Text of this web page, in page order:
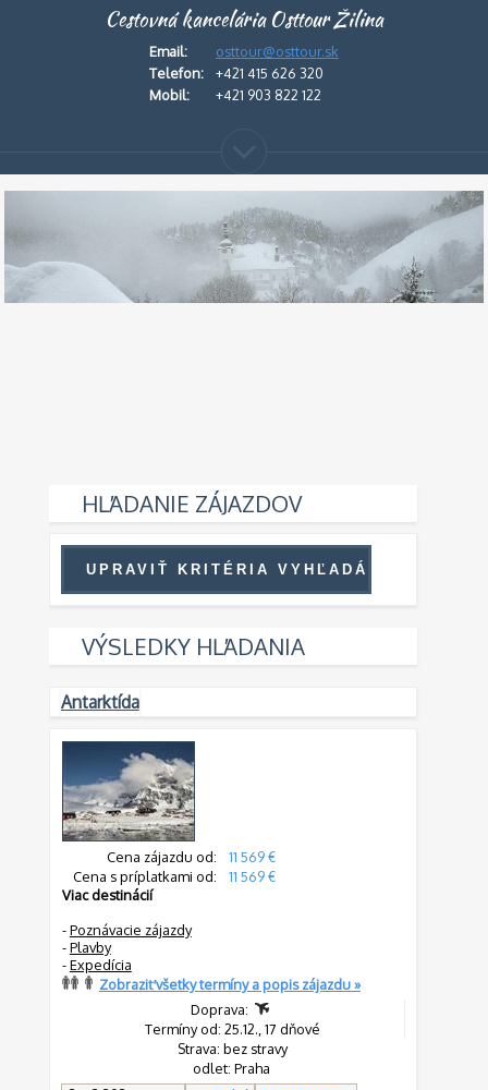
Cestovná kancelária Osttour Žilina
Email:
osttour@osttour.sk
Telefon:
+421 415 626 320
Mobil:
+421 903 822 122
HĽADANIE ZÁJAZDOV
VÝSLEDKY HĽADANIA
Antarktída
Cena zájazdu od:
11 569 €
Cena s príplatkami od:
11 569 €
Viac destinácií
-Poznávacie zájazdy
-Plavby
-Expedícia
Zobraziť všetky termíny a popis zájazdu »
Doprava:
Termíny od: 25.12., 17 dňové
Strava: bez stravy
odlet: Praha